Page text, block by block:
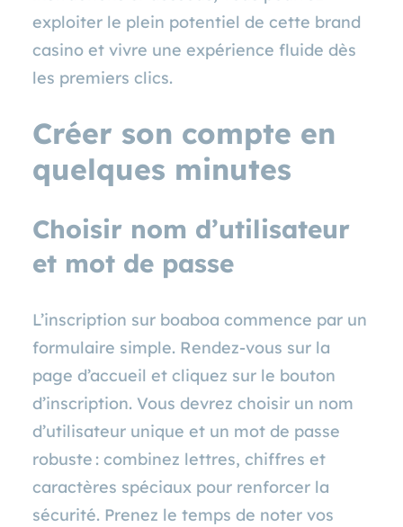
exploiter le plein potentiel de cette brand
casino et vivre une expérience fluide dès
les premiers clics.
Créer son compte en
quelques minutes
Choisir nom d’utilisateur
et mot de passe
L’inscription sur boaboa commence par un
formulaire simple. Rendez‑vous sur la
page d’accueil et cliquez sur le bouton
d’inscription. Vous devrez choisir un nom
d’utilisateur unique et un mot de passe
robuste : combinez lettres, chiffres et
caractères spéciaux pour renforcer la
sécurité. Prenez le temps de noter vos